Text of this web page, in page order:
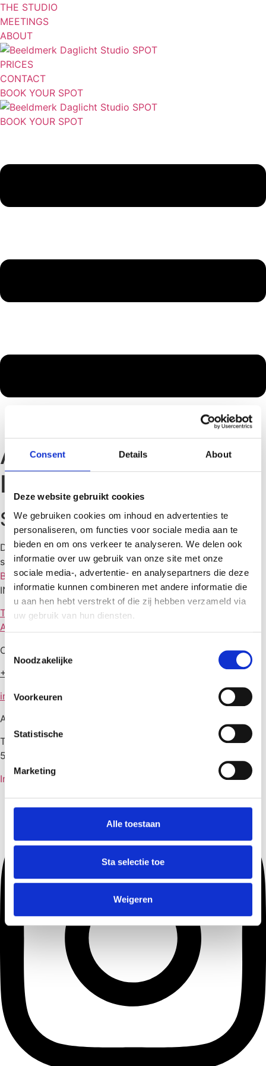
Consent Details About
Deze website gebruikt cookies
We gebruiken cookies om inhoud en advertenties te
personaliseren, om functies voor sociale media aan te
bieden en om ons verkeer te analyseren. We delen ook
informatie over uw gebruik van onze site met onze
sociale media-, advertentie- en analysepartners die deze
informatie kunnen combineren met andere informatie die
u aan hen hebt verstrekt of die zij hebben verzameld via
uw gebruik van hun diensten.
Consent
Selection
Noodzakelijke
Voorkeuren
Statistische
Marketing
Alle toestaan
Sta selectie toe
Weigeren
Ga
naar
de
inhoud
THE STUDIO
MEETINGS
ABOUT
PRICES
CONTACT
BOOK YOUR SPOT
BOOK YOUR SPOT
Auteur:
ID426075_Wordpress
Studio SPOT
Dé daglicht studio van Eindhoven en omgeving voor gave
shoots en inspirerende meetings.
BOOK YOUR SPOT
INFORMATIE
Tarieven
Algemene voorwaarden
CONTACT
+31 6 15 69 76
info@daglichtstudiospot.nl
ADRES
Toterfout 29
5507 RD Veldhoven
Instagram